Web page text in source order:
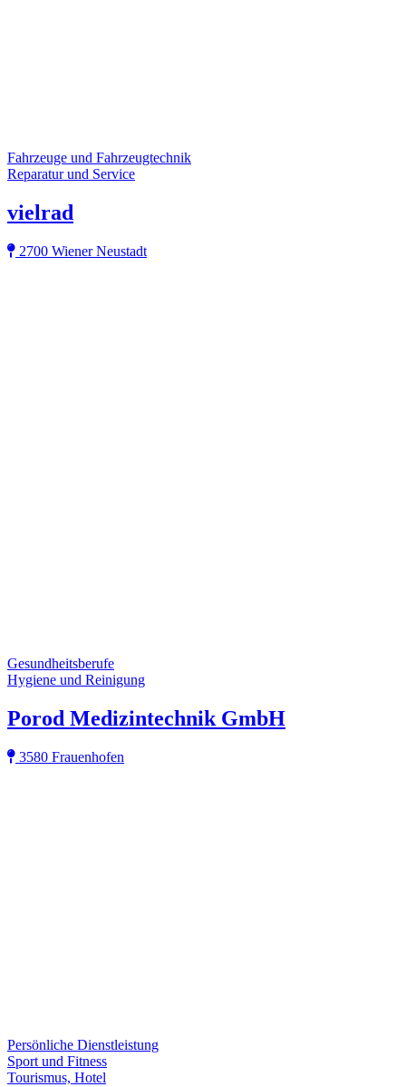
Fahrzeuge und Fahrzeugtechnik
Reparatur und Service
vielrad
2700 Wiener Neustadt
Gesundheitsberufe
Hygiene und Reinigung
Porod Medizintechnik GmbH
3580 Frauenhofen
Persönliche Dienstleistung
Sport und Fitness
Tourismus, Hotel